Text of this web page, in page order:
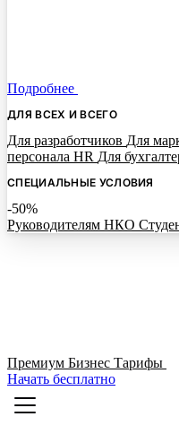
Подробнее
ДЛЯ ВСЕХ И ВСЕГО
Для разработчиков Для
персонала HR Для
СПЕЦИАЛЬНЫЕ УСЛОВИЯ
-50%
Руководителям НКО
Премиум Бизнес Тарифы
Начать бесплатно